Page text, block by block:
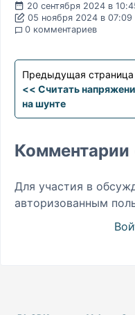
20 сентября 2024 в
05 ноября 2024 в 07:09
0 комментариев
Предыдущая страница
<< Считать
на шунте
Комментарии
Для участия в
авторизованным